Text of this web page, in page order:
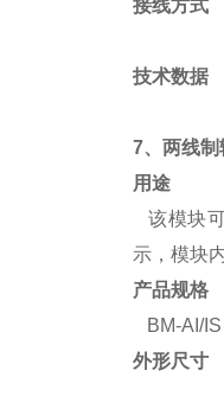
接线方式
技术数据
7、两线
用途
该模块
示，模块
产品规格
BM-AI/IS
外形尺寸